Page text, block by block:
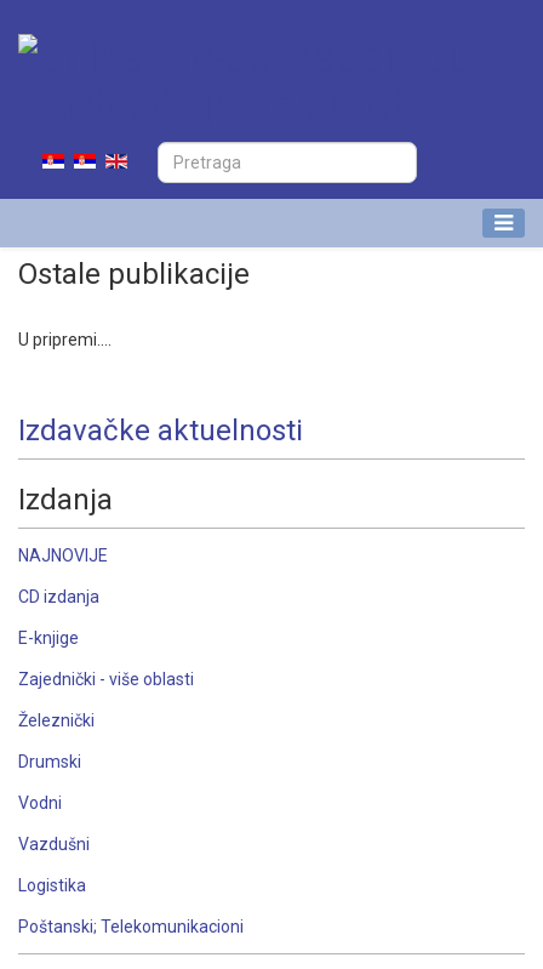
Ostale publikacije
U pripremi....
Izdavačke aktuelnosti
Izdanja
NAJNOVIJE
CD izdanja
E-knjige
Zajednički - više oblasti
Železnički
Drumski
Vodni
Vazdušni
Logistika
Poštanski; Telekomunikacioni